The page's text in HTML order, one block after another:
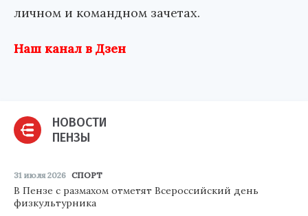
личном и командном зачетах.
Наш канал в Дзен
НОВОСТИ
ПЕНЗЫ
31 июля 2026 СПОРТ
В Пензе с размахом отметят Всероссийский день
физкультурника